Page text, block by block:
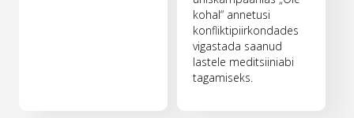
kohal“ annetusi
konfliktipiirkondades
vigastada saanud
lastele meditsiiniabi
tagamiseks.